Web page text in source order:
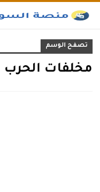
تصفح الوسم
مخلفات الحرب